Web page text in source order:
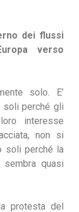
dei flussi
verso
solo. E’
soli perché gli
interesse
non si
soli perché la
quasi
protesta del